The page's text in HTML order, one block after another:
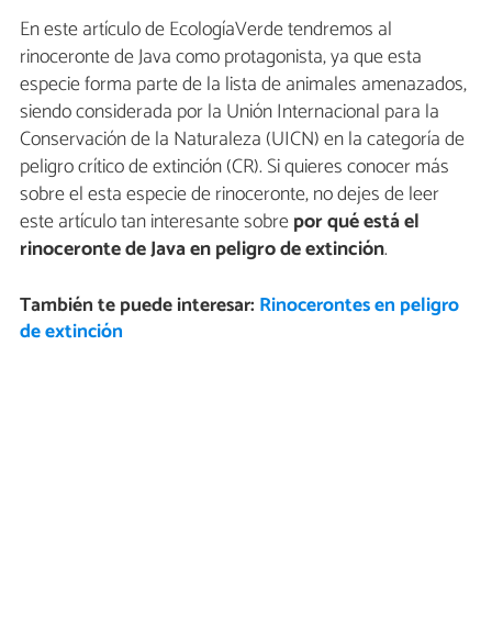
En este artículo de EcologíaVerde tendremos al
rinoceronte de Java como protagonista, ya que esta
especie forma parte de la lista de animales amenazados,
siendo considerada por la Unión Internacional para la
Conservación de la Naturaleza (UICN) en la categoría de
peligro crítico de extinción (CR). Si quieres conocer más
sobre el esta especie de rinoceronte, no dejes de leer
este artículo tan interesante sobrepor qué está el
rinoceronte de Java en peligro de extinción.
También te puede interesar: Rinocerontes en peligro
de extinción